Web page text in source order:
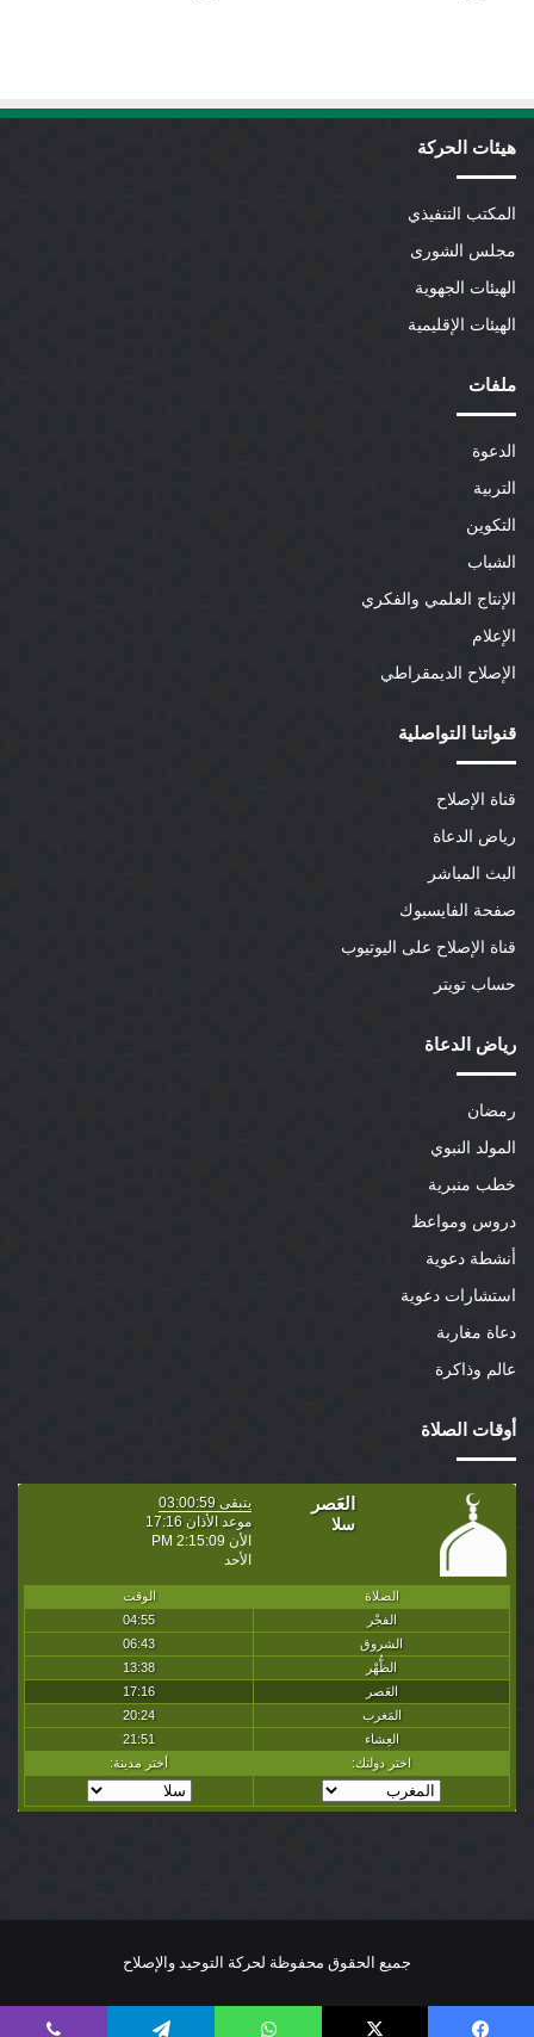
هيئات الحركة
المكتب التنفيذي
مجلس الشورى
الهيئات الجهوية
الهيئات الإقليمية
ملفات
الدعوة
التربية
التكوين
الشباب
الإنتاج العلمي والفكري
الإعلام
الإصلاح الديمقراطي
قنواتنا التواصلية
قناة الإصلاح
رياض الدعاة
البث المباشر
صفحة الفايسبوك
قناة الإصلاح على اليوتيوب
حساب تويتر
رياض الدعاة
رمضان
المولد النبوي
خطب منبرية
دروس ومواعظ
أنشطة دعوية
استشارات دعوية
دعاة مغاربة
عالم وذاكرة
أوقات الصلاة
جميع الحقوق محفوظة لحركة التوحيد والإصلاح